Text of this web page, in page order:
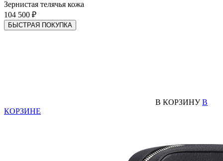
Зернистая телячья кожа
104 500 ₽
БЫСТРАЯ ПОКУПКА
В КОРЗИНУ В
КОРЗИНЕ